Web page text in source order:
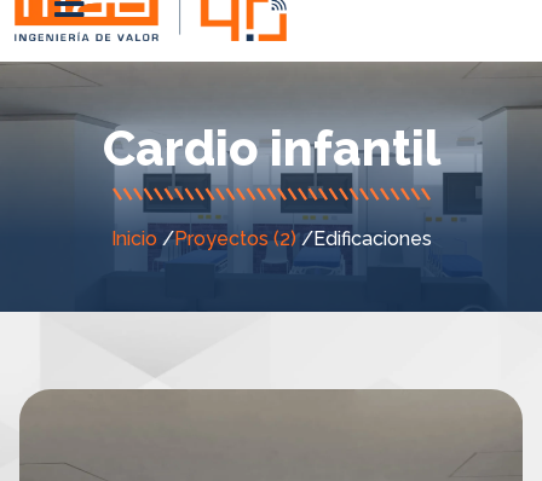
Cardio infantil
Inicio /Proyectos (2)/Edificaciones